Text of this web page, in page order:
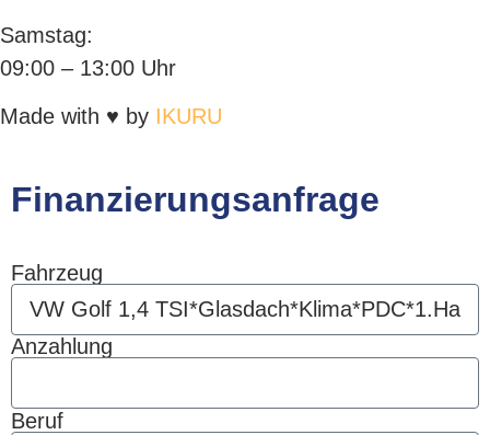
Samstag:
09:00 – 13:00 Uhr
Made with ♥ by IKURU
Finanzierungsanfrage
Fahrzeug
Anzahlung
Beruf